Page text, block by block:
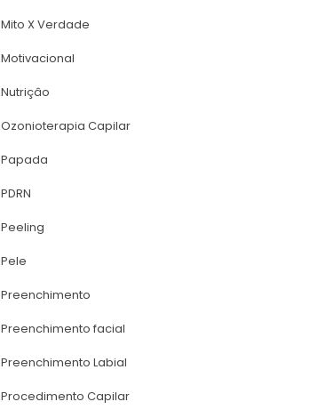
Mito X Verdade
Motivacional
Nutriçâo
Ozonioterapia Capilar
Papada
PDRN
Peeling
Pele
Preenchimento
Preenchimento facial
Preenchimento Labial
Procedimento Capilar